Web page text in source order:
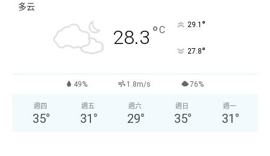
多云
28.3 °C 29.1 °
27.8°
49% 1.8m/s 76%
週四
35°
週五
31 °
週六
29°
週日
35°
週一
31 °